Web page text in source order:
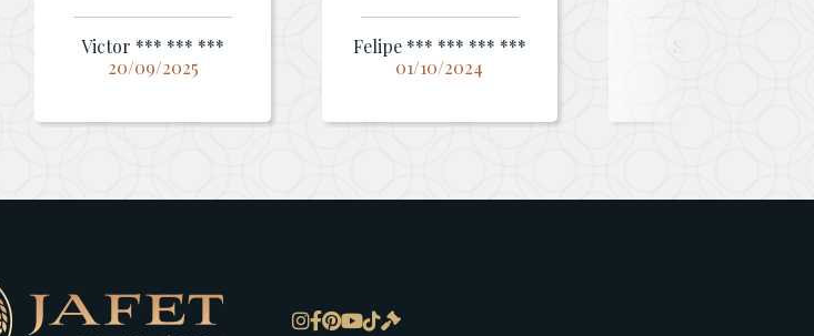
Victor *** *** ***
20/09/2025
Felipe *** *** *** ***
01/10/2024
Sandiego ***